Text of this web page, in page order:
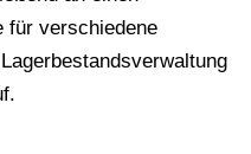
für verschiedene